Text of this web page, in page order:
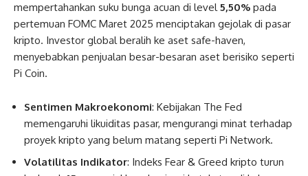
mempertahankan suku bunga acuan di level5,50% pada
pertemuan FOMC Maret 2025 menciptakan gejolak di pasar
kripto. Investor global beralih ke aset safe-haven,
menyebabkan penjualan besar-besaran aset berisiko seperti
Pi Coin.
Sentimen Makroekonomi: Kebijakan The Fed
memengaruhi likuiditas pasar, mengurangi minat terhadap
proyek kripto yang belum matang seperti Pi Network.
Volatilitas Indikator: Indeks Fear & Greed kripto turun